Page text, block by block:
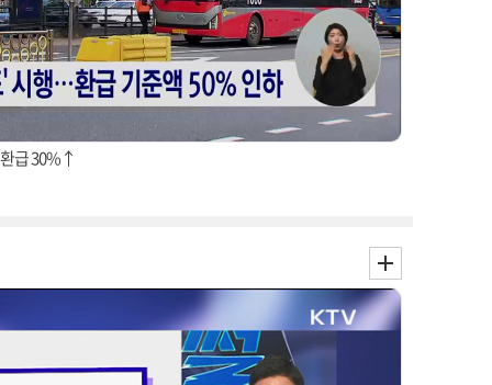
급 30%↑